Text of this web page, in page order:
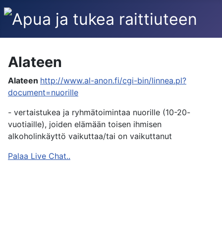
Alateen
Alateen http://www.al-anon.fi/cgi-bin/linnea.pl?
document=nuorille
- vertaistukea ja ryhmätoimintaa nuorille (10-20-
vuotiaille), joiden elämään toisen ihmisen
alkoholinkäyttö vaikuttaa/tai on vaikuttanut
Palaa Live Chat..